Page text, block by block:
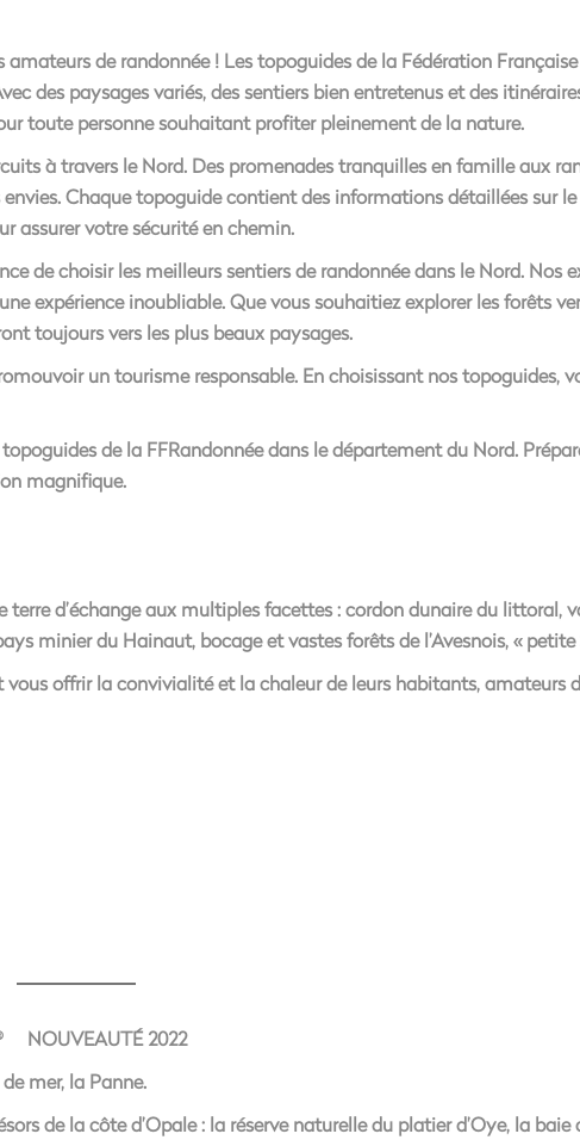
de randonnée ! Les topoguides de la Fédération
des paysages variés, des sentiers bien entretenus et des
toute personne souhaitant profiter pleinement de la nature.
à travers le Nord. Des promenades tranquilles en famille aux
Chaque topoguide contient des informations détaillées sur
assurer votre sécurité en chemin.
de choisir les meilleurs sentiers de randonnée dans le Nord. Nos
expérience inoubliable. Que vous souhaitiez explorer les forêts
toujours vers les plus beaux paysages.
un tourisme responsable. En choisissant nos topoguides,
de la FFRandonnée dans le département du Nord.
magnifique.
d’échange aux multiples facettes : cordon dunaire du littoral,
minier du Hainaut, bocage et vastes forêts de l’Avesnois, « petite
offrir la convivialité et la chaleur de leurs habitants, amateurs
NOUVEAUTÉ 2022
mer, la Panne.
de la côte d’Opale : la réserve naturelle du platier d’Oye, la baie